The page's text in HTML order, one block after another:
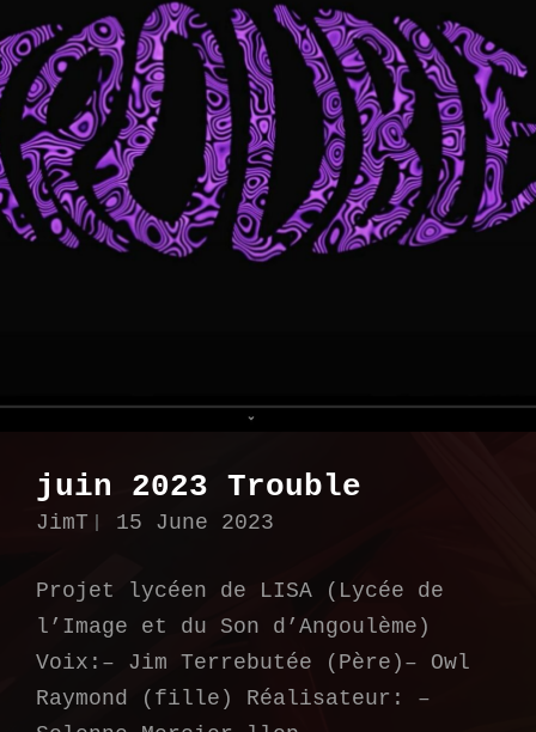
juin 2023 Trouble
JimT 15 June 2023
Projet lycéen de LISA (Lycée de
l’Image et du Son d’Angoulème)
Voix:– Jim Terrebutée (Père)– Owl
Raymond (fille) Réalisateur: –